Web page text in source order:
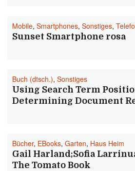
Mobile, Smartphones, Sonstiges,
Sunset Smartphone rosa
Buch (dtsch.), Sonstiges
Using Search Term
Determining Document
Bücher, EBooks, Garten, Haus Heim
Gail Harland;Sofia
The Tomato Book